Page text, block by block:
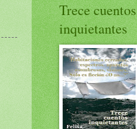
Trece cuentos
inquietantes